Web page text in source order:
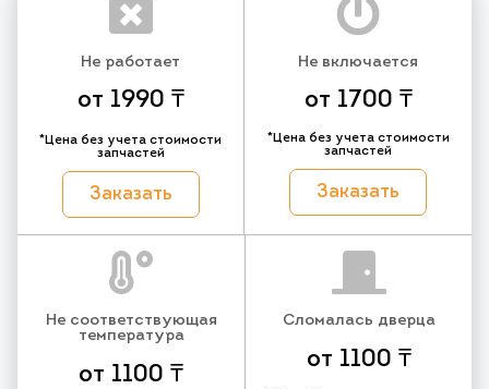
Не работает
от 1990 ₸
*Цена без учета стоимости
запчастей
Заказать
Не включается
от 1700 ₸
*Цена без учета стоимости
запчастей
Заказать
Не соответствующая
температура
от 1100 ₸
Сломалась дверца
от 1100 ₸